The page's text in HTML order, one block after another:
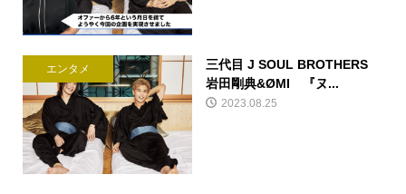
エンタメ
三代目 J SOUL BROTHERS
岩田剛典&ØMI 『ヌ...
2023.08.25